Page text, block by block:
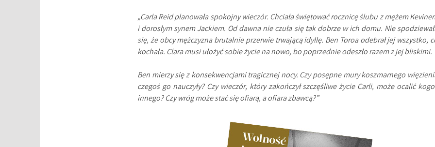
„Carla Reid planowała spokojny wieczór. Chciała świętować rocznicę ślubu z mężem
i dorosłym synem Jackiem. Od dawna nie czuła się tak dobrze w ich domu. Nie
się, że obcy mężczyzna brutalnie przerwie trwającą idyllę. Ben Toroa odebrał jej wszystko,
kochała. Clara musi ułożyć sobie życie na nowo, bo poprzednie odeszło razem z jej bliskimi.
Ben mierzy się z konsekwencjami tragicznej nocy. Czy posępne mury koszmarnego
czegoś go nauczyły? Czy wieczór, który zakończył szczęśliwe życie Carli, może ocalić
innego? Czy wróg może stać się ofiarą, a ofiara zbawcą?”